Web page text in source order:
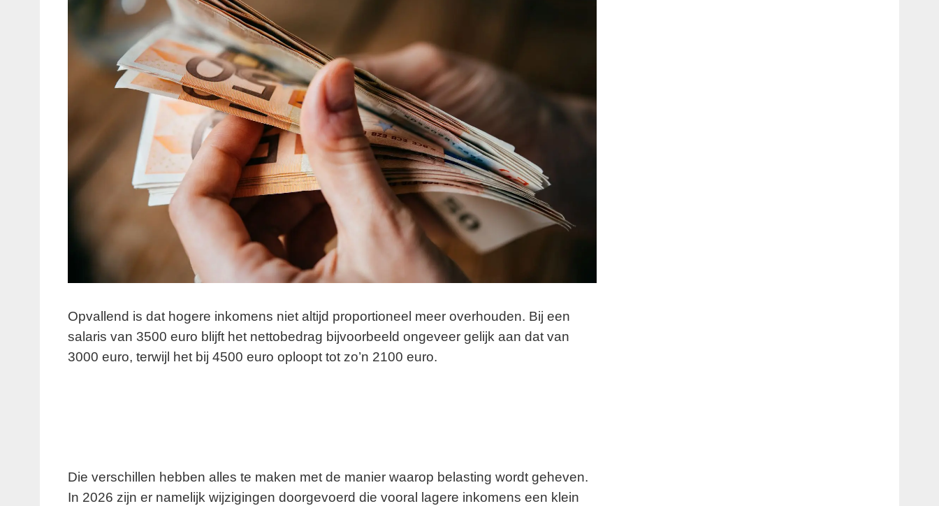
Opvallend is dat hogere inkomens niet altijd proportioneel meer overhouden. Bij een
salaris van 3500 euro blijft het nettobedrag bijvoorbeeld ongeveer gelijk aan dat van
3000 euro, terwijl het bij 4500 euro oploopt tot zo’n 2100 euro.
Die verschillen hebben alles te maken met de manier waarop belasting wordt geheven.
In 2026 zijn er namelijk wijzigingen doorgevoerd die vooral lagere inkomens een klein